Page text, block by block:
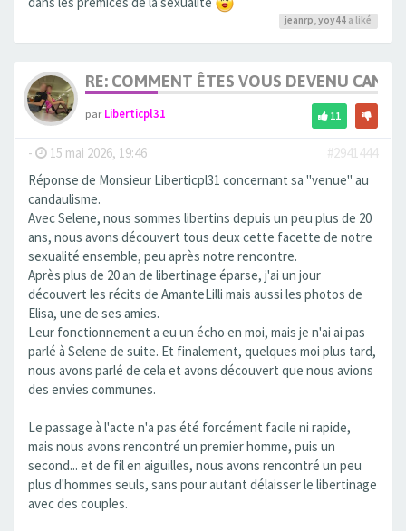
jeanrp,yoy44 a liké
RE: COMMENT ÊTES VOUS DEVENU
parLiberticpl31 11
- 15 mai 2026, 19:46
#2941444
Réponse de Monsieur Liberticpl31 concernant sa "venue" au
candaulisme.
Avec Selene, nous sommes libertins depuis un peu plus de 20
ans, nous avons découvert tous deux cette facette de notre
sexualité ensemble, peu après notre rencontre.
Après plus de 20 an de libertinage éparse, j'ai un jour
découvert les récits de AmanteLilli mais aussi les photos de
Elisa, une de ses amies.
Leur fonctionnement a eu un écho en moi, mais je n'ai ai pas
parlé à Selene de suite. Et finalement, quelques moi plus tard,
nous avons parlé de cela et avons découvert que nous avions
des envies communes.
Le passage à l'acte n'a pas été forcément facile ni rapide,
mais nous avons rencontré un premier homme, puis un
second... et de fil en aiguilles, nous avons rencontré un peu
plus d'hommes seuls, sans pour autant délaisser le libertinage
avec des couples.